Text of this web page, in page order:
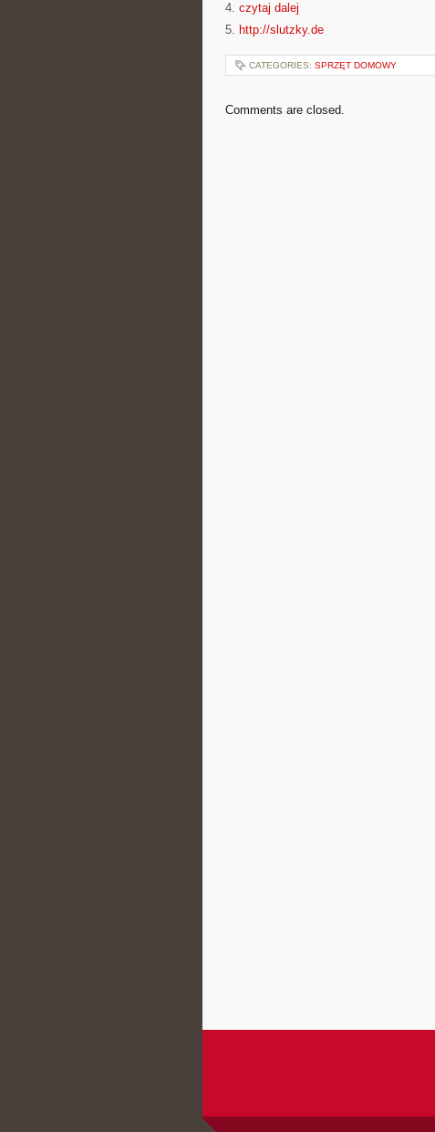
4. czytaj dalej
5. http://slutzky.de
CATEGORIES: SPRZĘT DOMOWY
Comments are closed.